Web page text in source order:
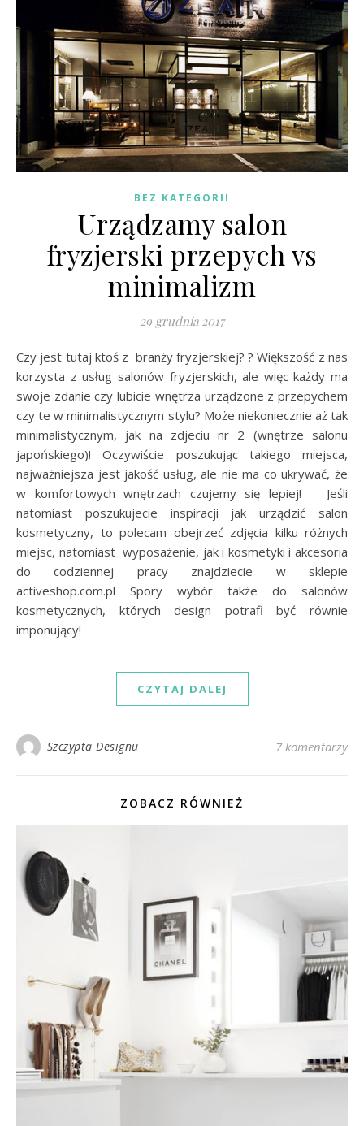
BEZ KATEGORII
Urządzamy salon
fryzjerski przepych vs
minimalizm
29 grudnia 2017
Czy jest tutaj ktoś z branży fryzjerskiej? ? Większość z nas
korzysta z usług salonów fryzjerskich, ale więc każdy ma
swoje zdanie czy lubicie wnętrza urządzone z przepychem
czy te w minimalistycznym stylu? Może niekoniecznie aż tak
minimalistycznym, jak na zdjeciu nr 2 (wnętrze salonu
japońskiego)! Oczywiście poszukując takiego miejsca,
najważniejsza jest jakość usług, ale nie ma co ukrywać, że
w komfortowych wnętrzach czujemy się lepiej! Jeśli
natomiast poszukujecie inspiracji jak urządzić salon
kosmetyczny, to polecam obejrzeć zdjęcia kilku różnych
miejsc, natomiast wyposażenie, jak i kosmetyki i akcesoria
do codziennej pracy znajdziecie w sklepie
activeshop.com.pl Spory wybór także do salonów
kosmetycznych, których design potrafi być równie
imponujący!
CZYTAJ DALEJ
Szczypta Designu 7 komentarzy
ZOBACZ RÓWNIEŻ